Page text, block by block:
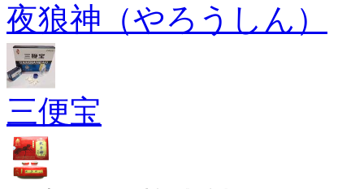
夜狼神（やろうしん）
三便宝